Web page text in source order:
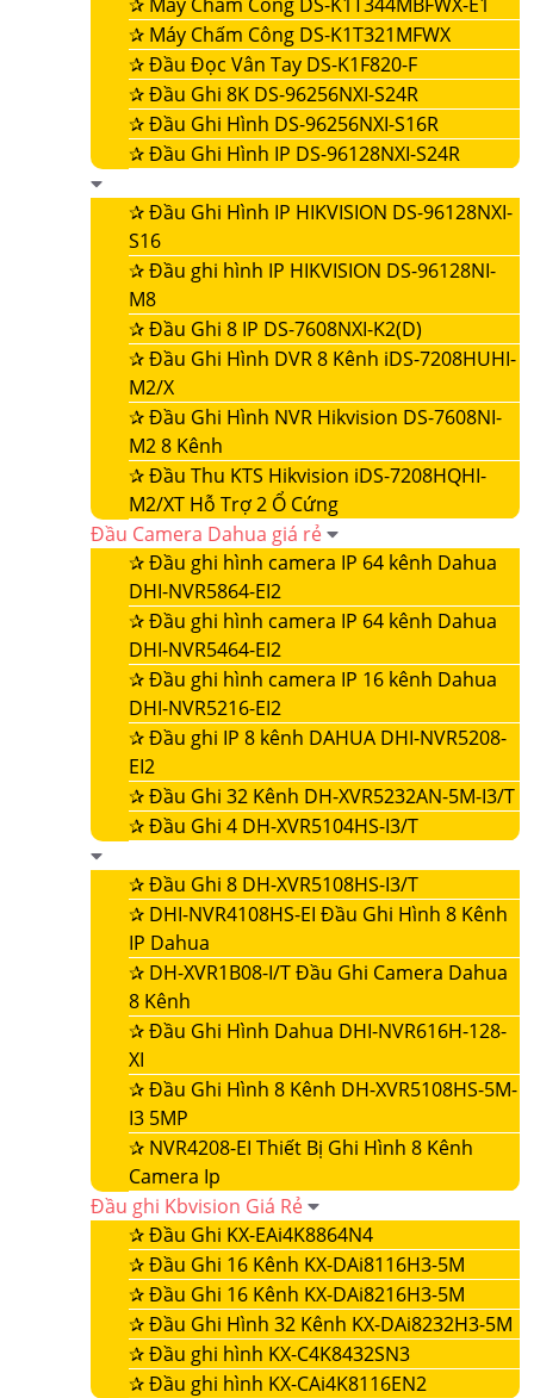
✰ Máy Chấm Công DS-K1T321MFWX
✰Đầu Đọc Vân Tay DS-K1F820-F
✰Đầu Ghi 8K DS-96256NXI-S24R
✰Đầu Ghi Hình DS-96256NXI-S16R
✰Đầu Ghi Hình IP DS-96128NXI-S24R
✰Đầu Ghi Hình IP HIKVISION DS-96128NXI-
S16
✰Đầu ghi hình IP HIKVISION DS-96128NI-
M8
✰Đầu Ghi 8 IP DS-7608NXI-K2(D)
✰Đầu Ghi Hình DVR 8 Kênh iDS-7208HUHI-
M2/X
✰Đầu Ghi Hình NVR Hikvision DS-7608NI-
M2 8 Kênh
✰Đầu Thu KTS Hikvision iDS-7208HQHI-
M2/XT Hỗ Trợ 2 Ổ Cứng
Đầu Camera Dahua giá rẻ
✰Đầu ghi hình camera IP 64 kênh Dahua
DHI-NVR5864-EI2
✰Đầu ghi hình camera IP 64 kênh Dahua
DHI-NVR5464-EI2
✰Đầu ghi hình camera IP 16 kênh Dahua
DHI-NVR5216-EI2
✰Đầu ghi IP 8 kênh DAHUA DHI-NVR5208-
EI2
✰Đầu Ghi 32 Kênh DH-XVR5232AN-5M-I3/T
✰Đầu Ghi 4 DH-XVR5104HS-I3/T
✰Đầu Ghi 8 DH-XVR5108HS-I3/T
✰ DHI-NVR4108HS-EI Đầu Ghi Hình 8 Kênh
IP Dahua
✰ DH-XVR1B08-I/T Đầu Ghi Camera Dahua
8 Kênh
✰Đầu Ghi Hình Dahua DHI-NVR616H-128-
XI
✰Đầu Ghi Hình 8 Kênh DH-XVR5108HS-5M-
I3 5MP
✰ NVR4208-EI Thiết Bị Ghi Hình 8 Kênh
Camera Ip
Đầu ghi Kbvision Giá Rẻ
✰Đầu Ghi KX-EAi4K8864N4
✰Đầu Ghi 16 Kênh KX-DAi8116H3-5M
✰Đầu Ghi 16 Kênh KX-DAi8216H3-5M
✰Đầu Ghi Hình 32 Kênh KX-DAi8232H3-5M
✰Đầu ghi hình KX-C4K8432SN3
✰Đầu ghi hình KX-CAi4K8116EN2